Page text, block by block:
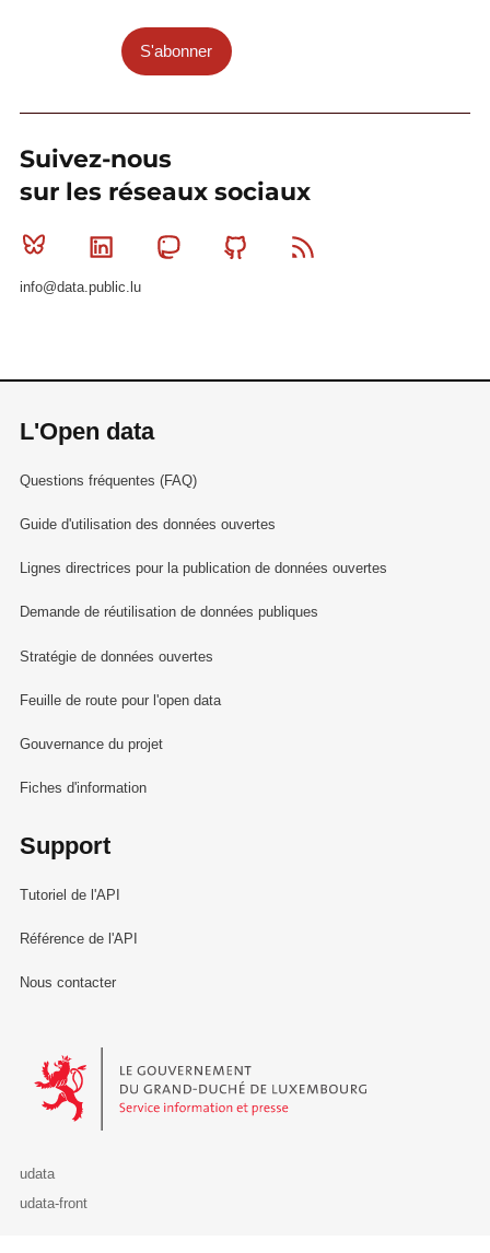
S'abonner
Suivez-nous
sur les réseaux sociaux
Bluesky Linkedin MastodonGithub
info@data.public.lu
L'Open data
Questions fréquentes (FAQ)
Guide d'utilisation des données ouvertes
Lignes directrices pour la publication de données ouvertes
Demande de réutilisation de données publiques
Stratégie de données ouvertes
Feuille de route pour l'open data
Gouvernance du projet
Fiches d'information
Support
Tutoriel de l'API
Référence de l'API
Nous contacter
Le Gouvernement du Grand-Duché de Luxembourg - Service
udata
udata-front